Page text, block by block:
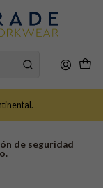
de seguridad